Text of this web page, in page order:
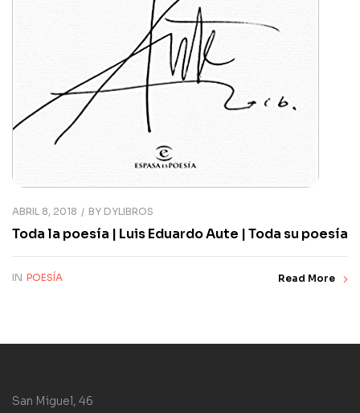
ABRIL 8, 2018 BY DYLIBROS
Toda la poesía | Luis Eduardo Aute | Toda su poesía
IN POESÍA Read More
San Miguel, 46